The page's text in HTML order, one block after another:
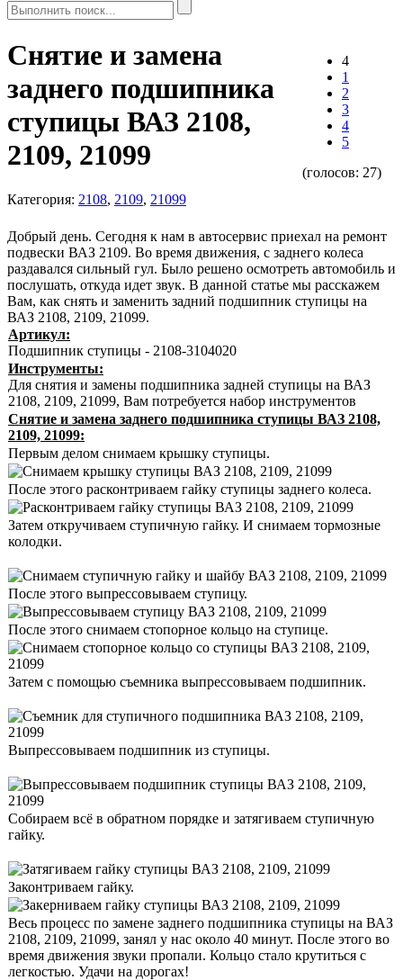
4
1
2
3
4
5
(голосов: 27)
Снятие и замена
заднего подшипника
ступицы ВАЗ 2108,
2109, 21099
Категория: 2108, 2109, 21099
Добрый день. Сегодня к нам в автосервис приехал на ремонт
подвески ВАЗ 2109. Во время движения, с заднего колеса
раздавался сильный гул. Было решено осмотреть автомобиль и
послушать, откуда идет звук. В данной статье мы расскажем
Вам, как снять и заменить задний подшипник ступицы на
ВАЗ 2108, 2109, 21099.
Артикул:
Подшипник ступицы - 2108-3104020
Инструменты:
Для снятия и замены подшипника задней ступицы на ВАЗ
2108, 2109, 21099, Вам потребуется набор инструментов
Снятие и замена заднего подшипника ступицы ВАЗ 2108,
2109, 21099:
Первым делом снимаем крышку ступицы.
После этого расконтриваем гайку ступицы заднего колеса.
Затем откручиваем ступичную гайку. И снимаем тормозные
колодки.
После этого выпрессовываем ступицу.
После этого снимаем стопорное кольцо на ступице.
Затем с помощью съемника выпрессовываем подшипник.
Выпрессовываем подшипник из ступицы.
Собираем всё в обратном порядке и затягиваем ступичную
гайку.
Законтриваем гайку.
Весь процесс по замене заднего подшипника ступицы на ВАЗ
2108, 2109, 21099, занял у нас около 40 минут. После этого во
время движения звуки пропали. Кольцо стало крутиться с
легкостью. Удачи на дорогах!